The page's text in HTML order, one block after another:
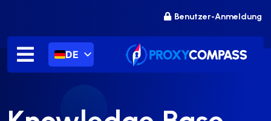
springen
Benutzer-Anmeldung
DE